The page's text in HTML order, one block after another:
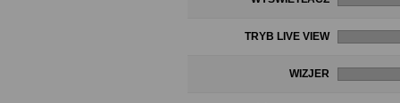
TRYB LIVE VIEW
WIZJER